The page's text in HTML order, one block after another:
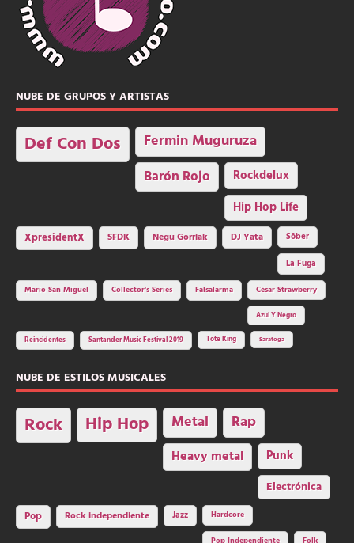
NUBE DE GRUPOS Y ARTISTAS
Def Con Dos Fermin Muguruza
Barón Rojo Rockdelux
Hip Hop Life
XpresidentX SFDK Negu Gorriak DJ Yata
Sôber
La Fuga
Mario San Miguel
Collector's Series Falsalarma César Strawberry
Azul Y Negro
Reincidentes Santander Music Festival 2019 Tote King Saratoga
NUBE DE ESTILOS MUSICALES
Rock Hip Hop Metal Rap
Heavy metal Punk
Electrónica
Pop Rock independiente Jazz Hardcore